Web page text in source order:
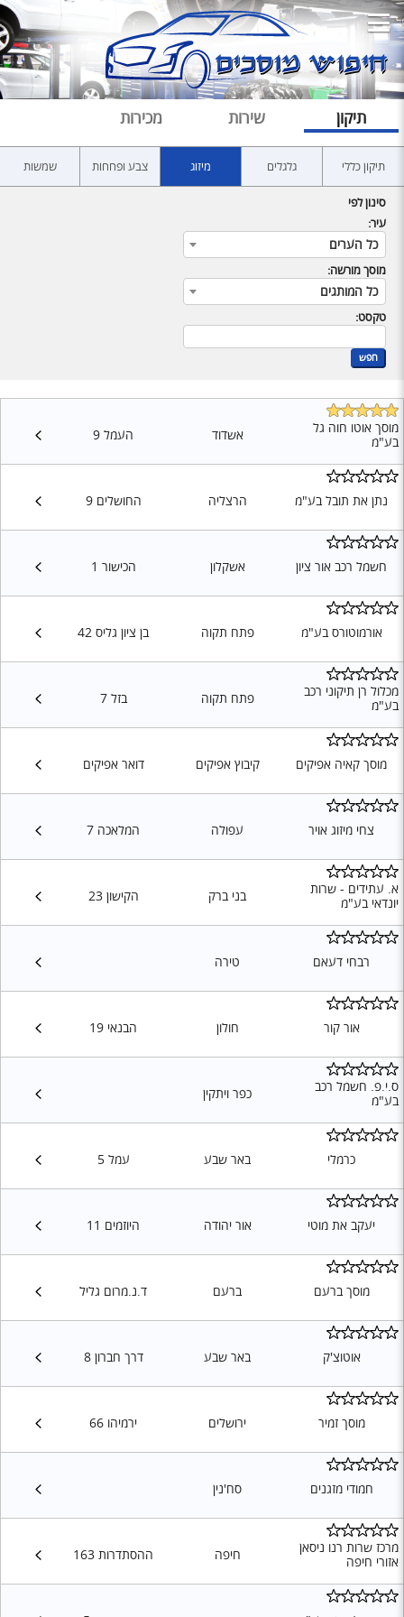
תיקון שירות מכירות
תיקון כללי גלגלים מיזוג צבע ופחחות שמשות
סינון לפי
עיר:
כל הערים
מוסך מורשה:
כל המותגים
טקסט:
חפש
מוסך אוטו חוה גל
בע"מ
אשדוד העמל 9
נתן את תובל בע"מ הרצליה החושלים 9
חשמל רכב אור ציון אשקלון הכישור 1
אורמוטורס בע"מ פתח תקוה בן ציון גליס 42
מכלול רן תיקוני רכב
בע"מ
פתח תקוה בזל 7
מוסך קאיה אפיקים קיבוץ אפיקים דואר אפיקים
צחי מיזוג אויר עפולה המלאכה 7
א. עתידים - שרות
יונדאי בע"מ
בני ברק הקישון 23
רבחי דעאם טירה
אור קור חולון הבנאי 19
ס.י.פ. חשמל רכב
בע"מ
כפר ויתקין
כרמלי באר שבע עמל 5
יעקב את מוטי אור יהודה היוזמים 11
מוסך ברעם ברעם ד.נ.מרום גליל
אוטוצ'ק באר שבע דרך חברון 8
מוסך זמיר ירושלים ירמיהו 66
חמודי מזגנים סח'נין
מרכז שרות רנו ניסאן
אזורי חיפה
חיפה ההסתדרות 163